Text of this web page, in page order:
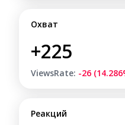
Охват
+225
ViewsRate: -26
Реакций